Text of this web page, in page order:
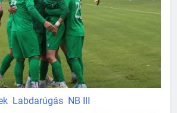
Labdarúgás NB III